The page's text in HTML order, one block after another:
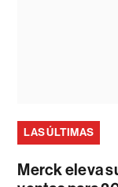
LAS ÚLTIMAS
Merck eleva